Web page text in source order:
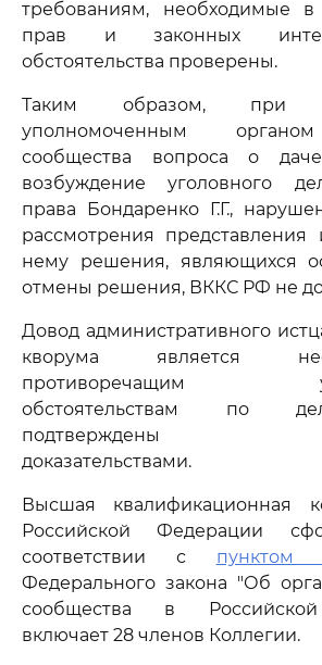
требованиям, необходимые
прав и законных
обстоятельства проверены.
Таким образом, при
уполномоченным
сообщества вопроса о
возбуждение уголовного
права Бондаренко Г.Г.,
рассмотрения
нему решения, являющихся
отмены решения, ВККС РФ не
Довод административного
кворума является
противоречащим
обстоятельствам по
подтверждены
доказательствами.
Высшая квалификационная
Российской Федерации
соответствии с пунктом
Федерального закона "Об
сообщества в
включает 28 членов Коллегии.